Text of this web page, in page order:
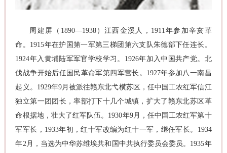
周建屏（1890—1938）江西金溪人，1911年参加辛亥革
命。1915年在护国第一军第三梯团第六支队朱德部下任连长。
1924年入黄埔陆军军官学校学习。1926年加入中国共产党。北
伐战争开始后任国民革命军第四军营长。1927年参加八一南昌
起义。1929年9月被派往赣东北弋横苏区，任中国工农红军信江
独立第一团团长，率部打下十几个城镇，扩大了赣东北苏区革
命根据地，壮大了红军队伍。1930年9月，任中国工农红军第十
军军长，1933年初，红十军改编为红十一军，继任军长。1934
年2月，当选为中华苏维埃共和国中共执行委员会委员。1935年